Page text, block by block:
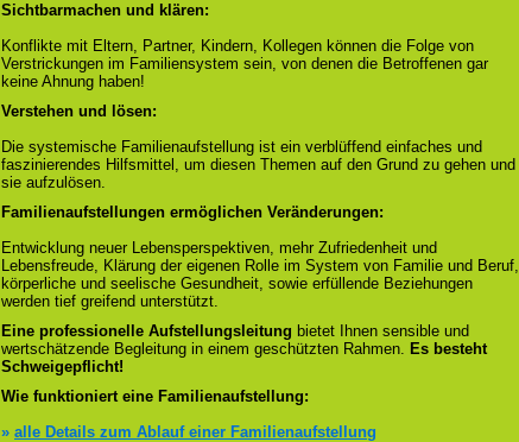
Sichtbarmachen und klären:
Konflikte mit Eltern, Partner, Kindern, Kollegen können die Folge von
Verstrickungen im Familiensystem sein, von denen die Betroffenen gar
keine Ahnung haben!
Verstehen und lösen:
Die systemische Familienaufstellung ist ein verblüffend einfaches und
faszinierendes Hilfsmittel, um diesen Themen auf den Grund zu gehen und
sie aufzulösen.
Familienaufstellungen ermöglichen Veränderungen:
Entwicklung neuer Lebensperspektiven, mehr Zufriedenheit und
Lebensfreude, Klärung der eigenen Rolle im System von Familie und Beruf,
körperliche und seelische Gesundheit, sowie erfüllende Beziehungen
werden tief greifend unterstützt.
Eine professionelle Aufstellungsleitung bietet Ihnen sensible und
wertschätzende Begleitung in einem geschützten Rahmen. Es besteht
Schweigepflicht!
Wie funktioniert eine Familienaufstellung:
» alle Details zum Ablauf einer Familienaufstellung